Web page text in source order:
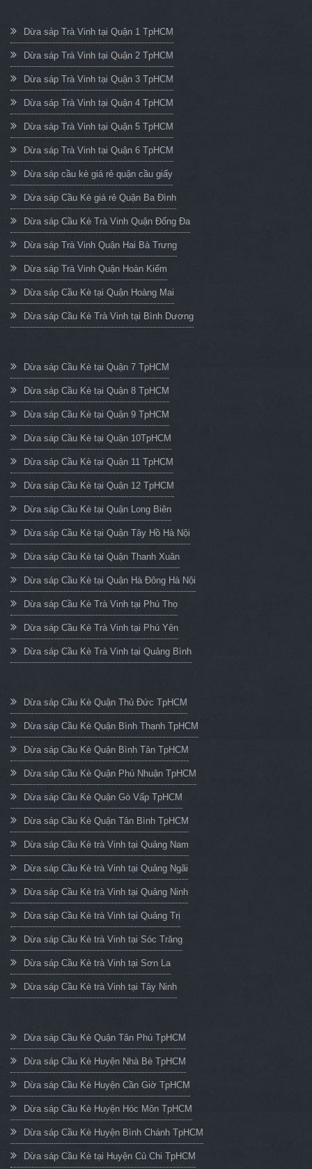
Dừa sáp Trà Vinh tại Quận 1 TpHCM
Dừa sáp Trà Vinh tại Quận 2 TpHCM
Dừa sáp Trà Vinh tại Quận 3 TpHCM
Dừa sáp Trà Vinh tại Quận 4 TpHCM
Dừa sáp Trà Vinh tại Quận 5 TpHCM
Dừa sáp Trà Vinh tại Quận 6 TpHCM
Dừa sáp cầu kè giá rẻ quận cầu giấy
Dừa sáp Cầu Kè giá rẻ Quận Ba Đình
Dừa sáp Cầu Kè Trà Vinh Quận Đống Đa
Dừa sáp Trà Vinh Quận Hai Bà Trưng
Dừa sáp Trà Vinh Quận Hoàn Kiếm
Dừa sáp Cầu Kè tại Quận Hoàng Mai
Dừa sáp Cầu Kè Trà Vinh tại Bình Dương
Dừa sáp Cầu Kè tại Quận 7 TpHCM
Dừa sáp Cầu Kè tại Quận 8 TpHCM
Dừa sáp Cầu Kè tại Quận 9 TpHCM
Dừa sáp Cầu Kè tại Quận 10TpHCM
Dừa sáp Cầu Kè tại Quận 11 TpHCM
Dừa sáp Cầu Kè tại Quận 12 TpHCM
Dừa sáp Cầu Kè tại Quận Long Biên
Dừa sáp Cầu Kè tại Quận Tây Hồ Hà Nội
Dừa sáp Cầu Kè tại Quận Thanh Xuân
Dừa sáp Cầu Kè tại Quận Hà Đông Hà Nội
Dừa sáp Cầu Kè Trà Vinh tại Phú Thọ
Dừa sáp Cầu Kè Trà Vinh tại Phú Yên
Dừa sáp Cầu Kè Trà Vinh tại Quảng Bình
Dừa sáp Cầu Kè Quận Thủ Đức TpHCM
Dừa sáp Cầu Kè Quận Bình Thạnh TpHCM
Dừa sáp Cầu Kè Quận Bình Tân TpHCM
Dừa sáp Cầu Kè Quận Phú Nhuận TpHCM
Dừa sáp Cầu Kè Quận Gò Vấp TpHCM
Dừa sáp Cầu Kè Quận Tân Bình TpHCM
Dừa sáp Cầu Kè trà Vinh tại Quảng Nam
Dừa sáp Cầu Kè trà Vinh tại Quảng Ngãi
Dừa sáp Cầu Kè trà Vinh tại Quảng Ninh
Dừa sáp Cầu Kè trà Vinh tại Quảng Trị
Dừa sáp Cầu Kè trà Vinh tại Sóc Trăng
Dừa sáp Cầu Kè trà Vinh tại Sơn La
Dừa sáp Cầu Kè trà Vinh tại Tây Ninh
Dừa sáp Cầu Kè Quận Tân Phú TpHCM
Dừa sáp Cầu Kè Huyện Nhà Bè TpHCM
Dừa sáp Cầu Kè Huyện Cần Giờ TpHCM
Dừa sáp Cầu Kè Huyện Hóc Môn TpHCM
Dừa sáp Cầu Kè Huyện Bình Chánh TpHCM
Dừa sáp Cầu Kè tại Huyện Củ Chi TpHCM